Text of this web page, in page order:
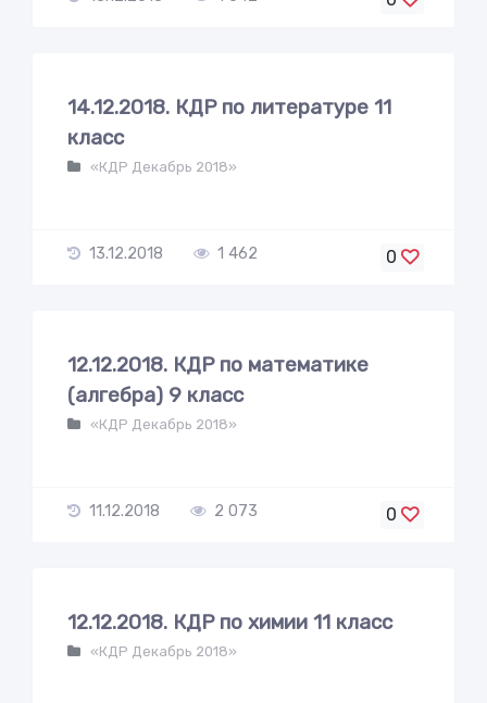
14.12.2018. КДР по литературе 11
класс
«КДР Декабрь 2018»
13.12.2018 1 462 0
12.12.2018. КДР по математике
(алгебра) 9 класс
«КДР Декабрь 2018»
11.12.2018 2 073 0
12.12.2018. КДР по химии 11 класс
«КДР Декабрь 2018»